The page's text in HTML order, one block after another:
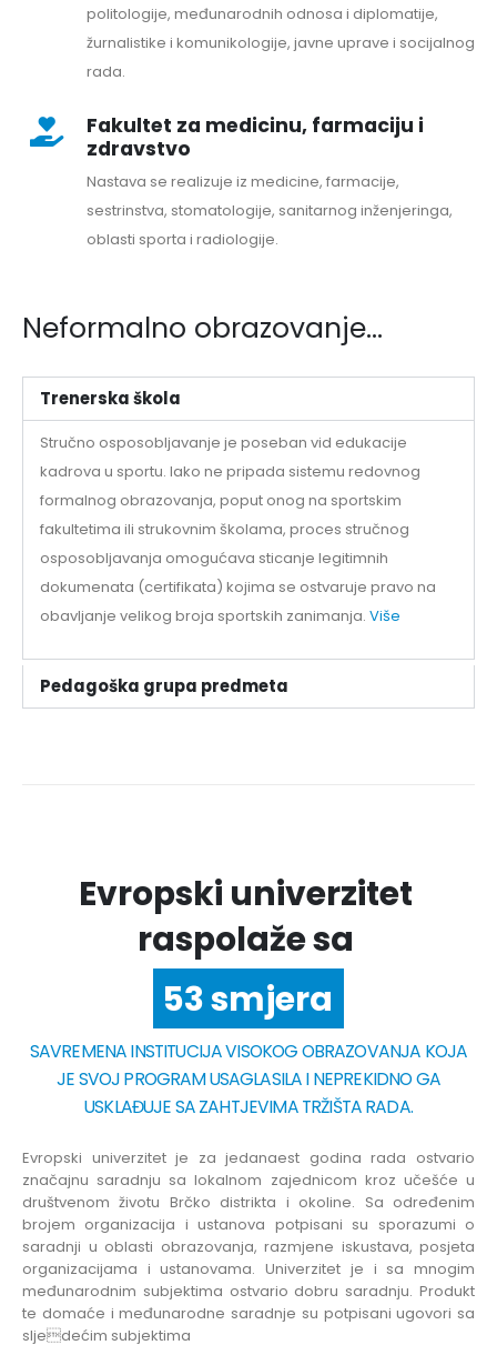
politologije, međunarodnih odnosa i diplomatije,
žurnalistike i komunikologije, javne uprave i socijalnog
rada.
Fakultet za medicinu, farmaciju i
zdravstvo
Nastava se realizuje iz medicine, farmacije,
sestrinstva, stomatologije, sanitarnog inženjeringa,
oblasti sporta i radiologije.
Neformalno obrazovanje...
Trenerska škola
Stručno osposobljavanje je poseban vid edukacije
kadrova u sportu. Iako ne pripada sistemu redovnog
formalnog obrazovanja, poput onog na sportskim
fakultetima ili strukovnim školama, proces stručnog
osposobljavanja omogućava sticanje legitimnih
dokumenata (certifikata) kojima se ostvaruje pravo na
obavljanje velikog broja sportskih zanimanja. Više
Pedagoška grupa predmeta
Evropski univerzitet
raspolaže sa
6 fakulteta
SAVREMENA INSTITUCIJA VISOKOG OBRAZOVANJA KOJA
JE SVOJ PROGRAM USAGLASILA I NEPREKIDNO GA
USKLAĐUJE SA ZAHTJEVIMA TRŽIŠTA RADA.
Evropski univerzitet je za jedanaest godina rada ostvario
značajnu saradnju sa lokalnom zajednicom kroz učešće u
društvenom životu Brčko distrikta i okoline. Sa određenim
brojem organizacija i ustanova potpisani su sporazumi o
saradnji u oblasti obrazovanja, razmjene iskustava, posjeta
organizacijama i ustanovama. Univerzitet je i sa mnogim
međunarodnim subjektima ostvario dobru saradnju. Produkt
te domaće i međunarodne saradnje su potpisani ugovori sa
sljedećim subjektima